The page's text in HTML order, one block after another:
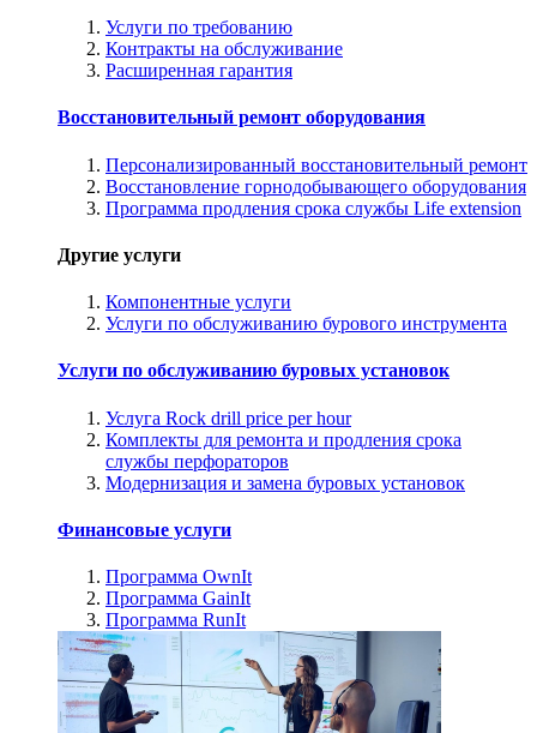
Услуги по требованию
Контракты на обслуживание
Расширенная гарантия
Восстановительный ремонт оборудования
Персонализированный восстановительный ремонт
Восстановление горнодобывающего оборудования
Программа продления срока службы Life extension
Другие услуги
Компонентные услуги
Услуги по обслуживанию бурового инструмента
Услуги по обслуживанию буровых установок
Услуга Rock drill price per hour
Комплекты для ремонта и продления срока
службы перфораторов
Модернизация и замена буровых установок
Финансовые услуги
Программа OwnIt
Программа GainIt
Программа RunIt